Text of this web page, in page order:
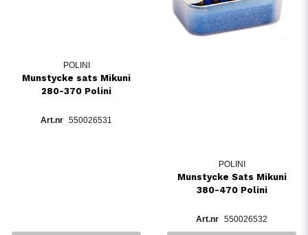
POLINI
Munstycke sats Mikuni
280-370 Polini
550026531
POLINI
Munstycke Sats Mikuni
380-470 Polini
550026532